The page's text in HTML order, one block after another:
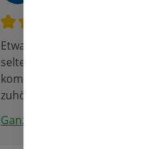
Etwas was man leider immer
seltener erlebt " sehr freundliche
kompetente Beratung die auch
zuhören kann und Zielgenau
Tolle Firma mit erstklassigen
Ganze Bewertung lesen